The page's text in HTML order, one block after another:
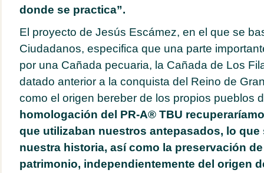
donde se practica”.
El proyecto de Jesús Escámez, en el que se
Ciudadanos, especifica que una parte
por una Cañada pecuaria, la Cañada de Los
datado anterior a la conquista del Reino de
como el origen bereber de los propios pueblos
homologación del PR-A® TBU
que utilizaban nuestros antepasados, lo
nuestra historia, así como la preservación
patrimonio, independientemente del origen